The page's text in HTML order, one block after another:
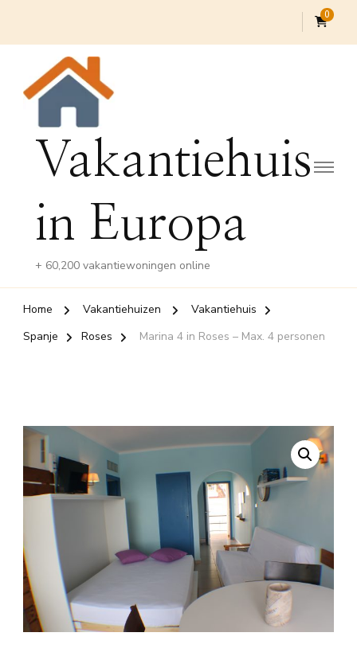
0
Vakantiehuis
in Europa
+ 60,200 vakantiewoningen online
Home Vakantiehuizen
Vakantiehuis
Spanje
Roses Marina 4 in Roses – Max. 4 personen